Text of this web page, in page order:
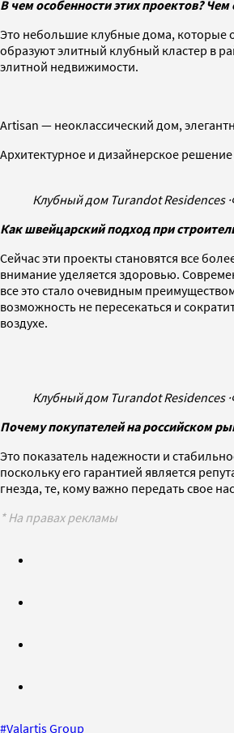
В чем особенности этих проектов?
Это небольшие клубные дома, которые
образуют элитный клубный кластер в
элитной недвижимости.
Artisan — неоклассический дом,
Архитектурное и дизайнерское
Клубный дом Turandot Residences ·
Как швейцарский подход при
Сейчас эти проекты становятся все
внимание уделяется здоровью.
все это стало очевидным
возможность не пересекаться и
воздухе.
Клубный дом Turandot Residences ·
Почему покупателей на российском
Это показатель надежности и
поскольку его гарантией является
гнезда, те, кому важно передать свое
* На правах рекламы
#Valartis Group